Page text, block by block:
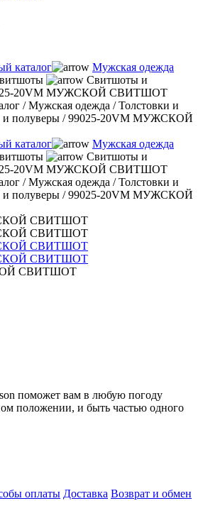
каталог
Мужская одежда
Свитшоты и
20VM МУЖСКОЙ СВИТШОТ
/Мужская одежда /Толстовки и
полуверы /99025-20VM МУЖСКОЙ
каталог
Мужская одежда
Свитшоты и
20VM МУЖСКОЙ СВИТШОТ
/Мужская одежда /Толстовки и
полуверы /99025-20VM МУЖСКОЙ
СВИТШОТ
поможет вам в любую погоду
положении, и быть частью одного
оплаты Доставка Возврат и обмен